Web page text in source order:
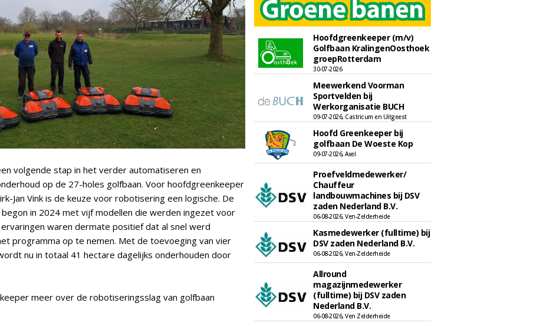
volgende stap in het verder automatiseren en
op de 27-holes golfbaan. Voor hoofdgreenkeeper
Jan Vink is de keuze voor robotisering een logische. De
begon in 2024 met vijf modellen die werden ingezet voor
waren dermate positief dat al snel werd
programma op te nemen. Met de toevoeging van vier
nu in totaal 41 hectare dagelijks onderhouden door
meer over de robotiseringsslag van golfbaan
Hoofdgreenkeeper (m/v)
Golfbaan KralingenOosthoek
groepRotterdam
30-07-2026
Meewerkend Voorman
Sportvelden bij
Werkorganisatie BUCH
09-07-2026, Castricum en Uitgeest
Hoofd Greenkeeper bij
golfbaan De Woeste Kop
09-07-2026, Axel
Proefveldmedewerker/
Chauffeur
landbouwmachines bij DSV
zaden Nederland B.V.
06-08-2026, Ven-Zelderheide
Kasmedewerker (fulltime) bij
DSV zaden Nederland B.V.
06-08-2026, Ven-Zelderheide
Allround
magazijnmedewerker
(fulltime) bij DSV zaden
Nederland B.V.
06-08-2026, Ven Zelderheide